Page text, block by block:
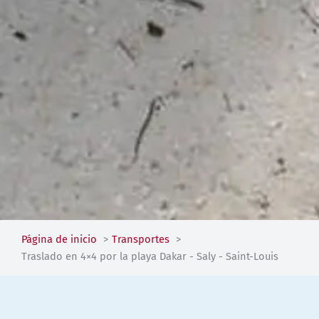
Página de inicio
Transportes
Traslado en 4×4 por la playa Dakar - Saly - Saint-Louis